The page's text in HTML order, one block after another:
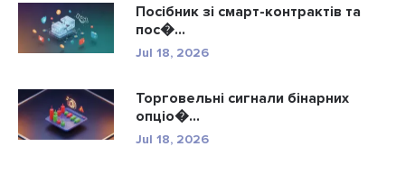
Посібник зі смарт-контрактів та
пос�...
Jul 18, 2026
Торговельні сигнали бінарних
опціо�...
Jul 18, 2026